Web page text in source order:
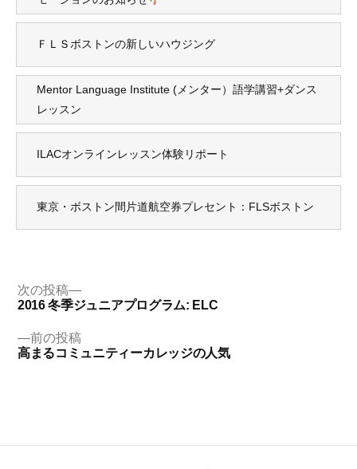
ＦＬＳボストンの新しいハウジング
Mentor Language Institute (メンター）語学講習+ダンス
レッスン
ILACオンラインレッスン体験リポート
東京・ボストン間片道航空券プレセント：FLSボストン
稿
ナ
ビ
ョ
前の投稿前
の
高まるコミュニティーカレッジの人気
次の投稿
次
の
稿:
2016 冬季ジュニアプログラム: ELC